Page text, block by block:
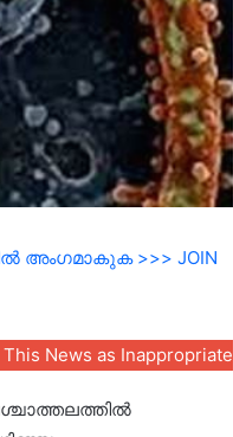
അംഗമാകുക >>> JOIN
News as Inappropriate